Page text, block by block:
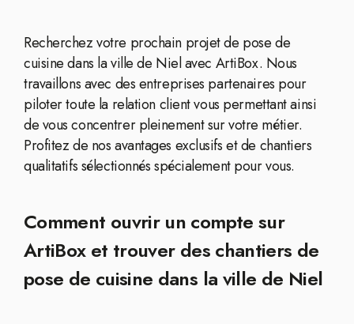
Recherchez votre prochain projet de pose de
cuisine dans la ville de Niel avec ArtiBox. Nous
travaillons avec des entreprises partenaires pour
piloter toute la relation client vous permettant ainsi
de vous concentrer pleinement sur votre métier.
Profitez de nos avantages exclusifs et de chantiers
qualitatifs sélectionnés spécialement pour vous.
Comment ouvrir un compte sur
ArtiBox et trouver des chantiers de
pose de cuisine dans la ville de Niel